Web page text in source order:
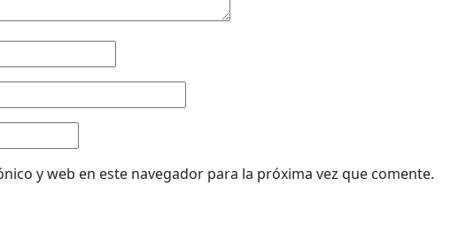
y web en este navegador para la próxima vez que comente.